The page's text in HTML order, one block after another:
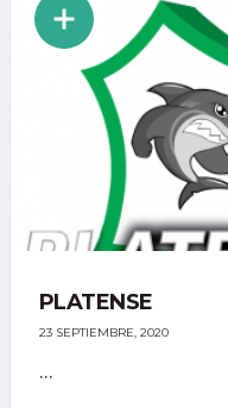
PLATENSE
23 SEPTIEMBRE, 2020
...